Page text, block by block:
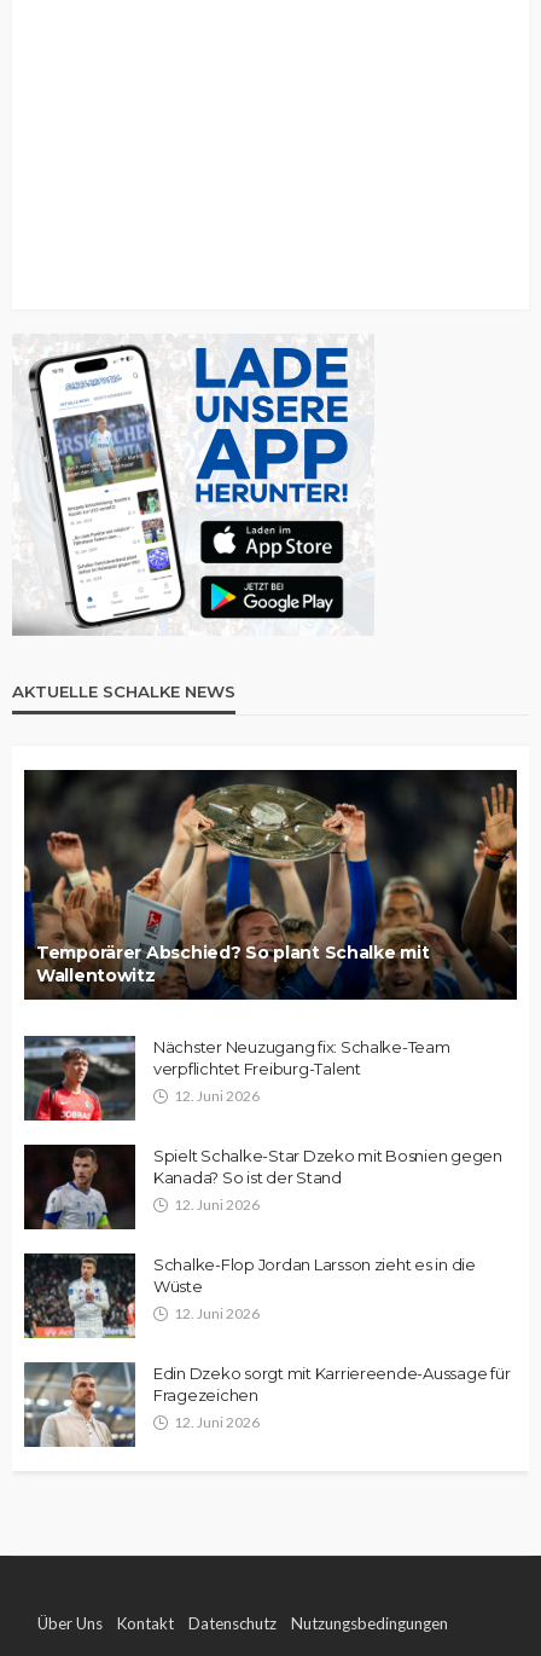
AKTUELLE SCHALKE NEWS
Temporärer Abschied? So plant Schalke mit
Wallentowitz
Nächster Neuzugang fix: Schalke-Team
verpflichtet Freiburg-Talent
12. Juni 2026
Spielt Schalke-Star Dzeko mit Bosnien gegen
Kanada? So ist der Stand
12. Juni 2026
Schalke-Flop Jordan Larsson zieht es in die
Wüste
12. Juni 2026
Edin Dzeko sorgt mit Karriereende-Aussage für
Fragezeichen
12. Juni 2026
Über Uns Kontakt Datenschutz Nutzungsbedingungen